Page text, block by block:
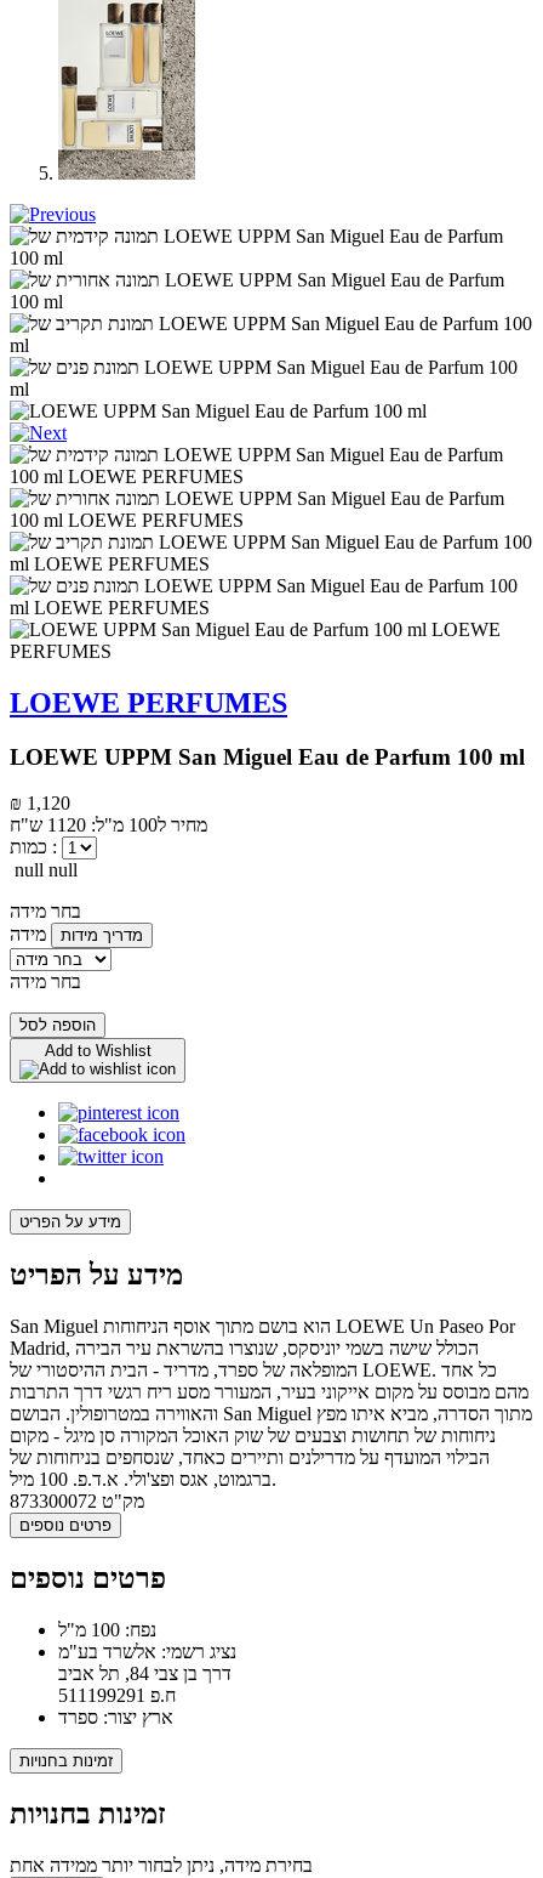
LOEWE PERFUMES
LOEWE UPPM San Miguel Eau de Parfum 100 ml
₪ 1,120
מחיר ל100 מ"ל: 1120 ש"ח
כמות :
null null
בחר מידה
מידה
מדריך מידות
בחר מידה
הוספה לסל
Add to Wishlist
מידע על הפריט
מידע על הפריט
San Miguel הוא בושם מתוך אוסף הניחוחות LOEWE Un Paseo Por
Madrid, הכולל שישה בשמי יוניסקס, שנוצרו בהשראת עיר הבירה
המופלאה של ספרד, מדריד - הבית ההיסטורי של LOEWE. כל אחד
מהם מבוסס על מקום אייקוני בעיר, המעורר מסע ריח רגשי דרך התרבות
והאווירה במטרופולין. הבושם San Miguel מתוך הסדרה, מביא איתו מפץ
ניחוחות של תחושות וצבעים של שוק האוכל המקורה סן מיגל - מקום
הבילוי המועדף על מדרילנים ותיירים כאחד, שנסחפים בניחוחות של
ברגמוט, אגס ופצ'ולי. א.ד.פ. 100 מיל.
מק"ט 873300072
פרטים נוספים
פרטים נוספים
נפח: 100 מ"ל
נציג רשמי: אלשרד בע"מ
דרך בן צבי 84, תל אביב
ח.פ 511199291
ארץ יצור: ספרד
זמינות בחנויות
זמינות בחנויות
בחירת מידה, ניתן לבחור יותר ממידה אחת